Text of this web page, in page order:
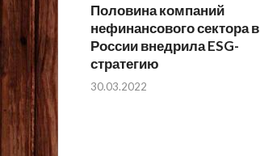
Половина компаний
нефинансового сектора в
России внедрила ESG-
стратегию
30.03.2022